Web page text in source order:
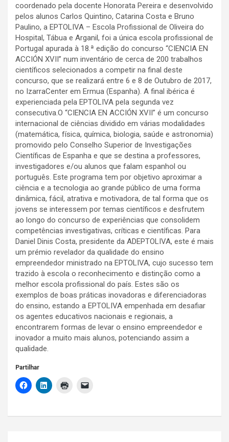
coordenado pela docente Honorata Pereira e desenvolvido
pelos alunos Carlos Quintino, Catarina Costa e Bruno
Paulino, a EPTOLIVA – Escola Profissional de Oliveira do
Hospital, Tábua e Arganil, foi a única escola profissional de
Portugal apurada à 18.ª edição do concurso “CIENCIA EN
ACCIÓN XVII” num inventário de cerca de 200 trabalhos
científicos selecionados a competir na final deste
concurso, que se realizará entre 6 e 8 de Outubro de 2017,
no IzarraCenter em Ermua (Espanha). A final ibérica é
experienciada pela EPTOLIVA pela segunda vez
consecutiva.O “CIENCIA EN ACCIÓN XVII” é um concurso
internacional de ciências dividido em várias modalidades
(matemática, física, química, biologia, saúde e astronomia)
promovido pelo Conselho Superior de Investigações
Científicas de Espanha e que se destina a professores,
investigadores e/ou alunos que falam espanhol ou
português. Este programa tem por objetivo aproximar a
ciência e a tecnologia ao grande público de uma forma
dinâmica, fácil, atrativa e motivadora, de tal forma que os
jovens se interessem por temas científicos e desfrutem
ao longo do concurso de experiências que consolidem
competências investigativas, críticas e científicas. Para
Daniel Dinis Costa, presidente da ADEPTOLIVA, este é mais
um prémio revelador da qualidade do ensino
empreendedor ministrado na EPTOLIVA, cujo sucesso tem
trazido à escola o reconhecimento e distinção como a
melhor escola profissional do país. Estes são os
exemplos de boas práticas inovadoras e diferenciadoras
do ensino, estando a EPTOLIVA empenhada em desafiar
os agentes educativos nacionais e regionais, a
encontrarem formas de levar o ensino empreendedor e
inovador a muito mais alunos, potenciando assim a
qualidade.
Partilhar